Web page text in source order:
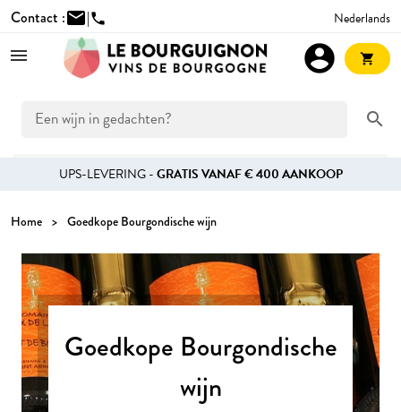
Contact :mail|phone Nederlands
search
account_circle shopping_cart
UPS-LEVERING -GRATIS VANAF € 400 AANKOOP
Home Goedkope Bourgondische wijn
Goedkope Bourgondische
wijn